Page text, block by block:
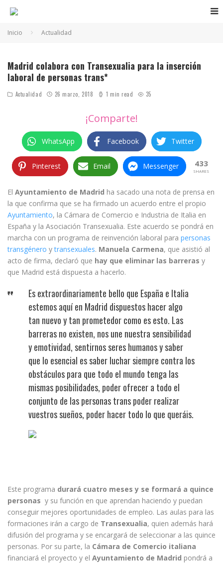
Inicio Actualidad
Madrid colabora con Transexualia para la inserción
laboral de personas trans*
Actualidad 26 marzo, 2018 1 min read 35
¡Comparte!
WhatsApp Facebook Twitter
Pinterest Email Messenger 433
SHARES
El Ayuntamiento de Madrid ha sacado una nota de prensa en
la que confirma que se ha firmado un acuerdo entre el propio
Ayuntamiento, la Cámara de Comercio e Industria de Italia en
España y la Asociación Transexualia. Este acuerdo se pondrá en
marcha con un programa de reinvención laboral para personas
transgénero ytransexuales. Manuela Carmena, que asistió al
acto de firma, declaró que hay que eliminar las barreras y
que Madrid está dispuesta a hacerlo.
Es extraordinariamente bello que España e Italia
estemos aquí en Madrid dispuestos hacer algo
tan nuevo y tan prometedor como es esto. Las
barreras no existen, nos une nuestra sensibilidad
y emotividad, sentirnos seres humanos y saber
que lo esencial es saber luchar siempre contra los
obstáculos para que todo el mundo tenga las
mismas posibilidades, poder ofrecer a todo el
conjunto de las personas trans poder realizar
vuestros sueños, poder hacer todo lo que queráis.
Este programa durará cuatro meses y se formará a quince
personas y su función en que aprendan haciendo y puedan
conseguir mejores oportunidades de empleo. Las aulas para las
formaciones irán a cargo de Transexualia, quien además hará
difusión del programa y se encargará de seleccionar a las quince
personas. Por su parte, la Cámara de Comercio italiana
financiará el proyecto y el Ayuntamiento de Madrid pondrá a